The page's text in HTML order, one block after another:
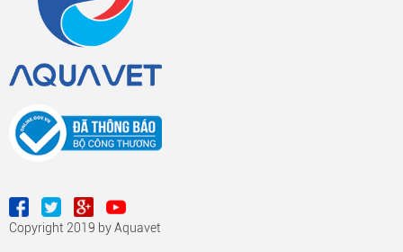
Copyright 2019 by Aquavet